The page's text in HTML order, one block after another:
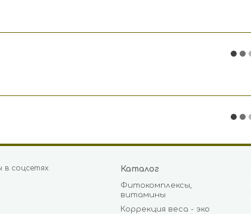
в соцсетях Каталог
Фитокомплексы,
витамины
Коррекция веса - эко